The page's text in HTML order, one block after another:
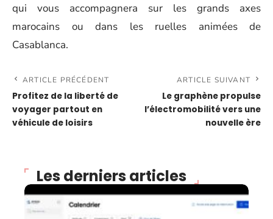
qui vous accompagnera sur les grands axes
marocains ou dans les ruelles animées de
Casablanca.
ARTICLE PRÉCÉDENT
Profitez de la liberté de
voyager partout en
véhicule de loisirs
ARTICLE SUIVANT
Le graphène propulse
l’électromobilité vers une
nouvelle ère
Les derniers articles